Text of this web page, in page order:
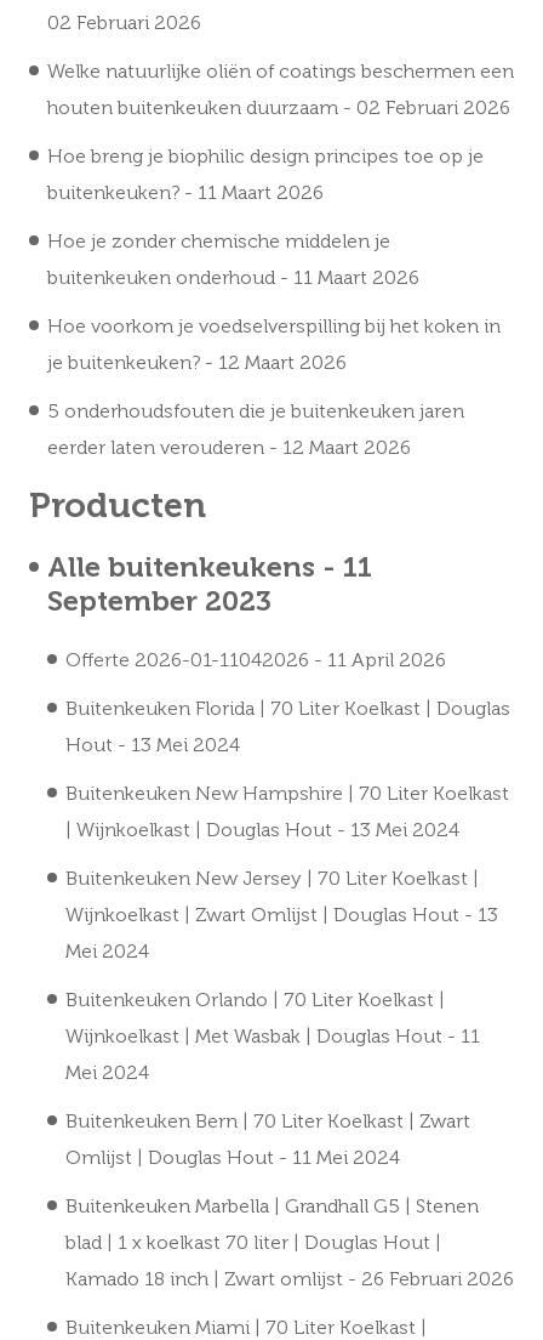
02 Februari 2026
Welke natuurlijke oliën of coatings beschermen een
houten buitenkeuken duurzaam - 02 Februari 2026
Hoe breng je biophilic design principes toe op je
buitenkeuken? - 11 Maart 2026
Hoe je zonder chemische middelen je
buitenkeuken onderhoud - 11 Maart 2026
Hoe voorkom je voedselverspilling bij het koken in
je buitenkeuken? - 12 Maart 2026
5 onderhoudsfouten die je buitenkeuken jaren
eerder laten verouderen - 12 Maart 2026
Producten
Alle buitenkeukens - 11
September 2023
Offerte 2026-01-11042026 - 11 April 2026
Buitenkeuken Florida | 70 Liter Koelkast | Douglas
Hout - 13 Mei 2024
Buitenkeuken New Hampshire | 70 Liter Koelkast
| Wijnkoelkast | Douglas Hout - 13 Mei 2024
Buitenkeuken New Jersey | 70 Liter Koelkast |
Wijnkoelkast | Zwart Omlijst | Douglas Hout - 13
Mei 2024
Buitenkeuken Orlando | 70 Liter Koelkast |
Wijnkoelkast | Met Wasbak | Douglas Hout - 11
Mei 2024
Buitenkeuken Bern | 70 Liter Koelkast | Zwart
Omlijst | Douglas Hout - 11 Mei 2024
Buitenkeuken Marbella | Grandhall G5 | Stenen
blad | 1 x koelkast 70 liter | Douglas Hout |
Kamado 18 inch | Zwart omlijst - 26 Februari 2026
Buitenkeuken Miami | 70 Liter Koelkast |